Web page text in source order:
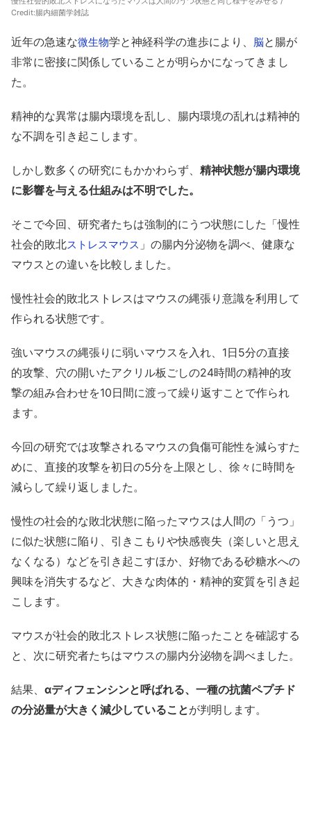
Credit:腸内細菌学雑誌
近年の急速な微生物学と神経科学の進歩により、 脳と腸が
非常に密接に関係していることが明らかになってきまし
た。
精神的な異常は腸内環境を乱し、腸内環境の乱れは精神的
な不調を引き起こします。
しかし数多くの研究にもかかわらず、 精神状態が腸内環境
に影響を与える仕組みは不明でした。
そこで今回、研究者たちは強制的にうつ状態にした「慢性
社会的敗北ストレスマウス 」の腸内分泌物を調べ、健康な
マウスとの違いを比較しました。
慢性社会的敗北ストレスはマウスの縄張り意識を利用して
作られる状態です。
強いマウスの縄張りに弱いマウスを入れ、1日5分の直接
的攻撃、穴の開いたアクリル板ごしの24時間の精神的攻
撃の組み合わせを10日間に渡って繰り返すことで作られ
ます。
今回の研究では攻撃されるマウスの負傷可能性を減らすた
めに、直接的攻撃を初日の5分を上限とし、徐々に時間を
減らして繰り返しました。
慢性の社会的な敗北状態に陥ったマウスは人間の「うつ」
に似た状態に陥り、引きこもりや快感喪失（楽しいと思え
なくなる）などを引き起こすほか、好物である砂糖水への
興味を消失するなど、大きな肉体的・精神的変質を引き起
こします。
マウスが社会的敗北ストレス状態に陥ったことを確認する
と、次に研究者たちはマウスの腸内分泌物を調べました。
結果、 αディフェンシンと呼ばれる、一種の抗菌ペプチド
の分泌量が大きく減少していることが判明します。